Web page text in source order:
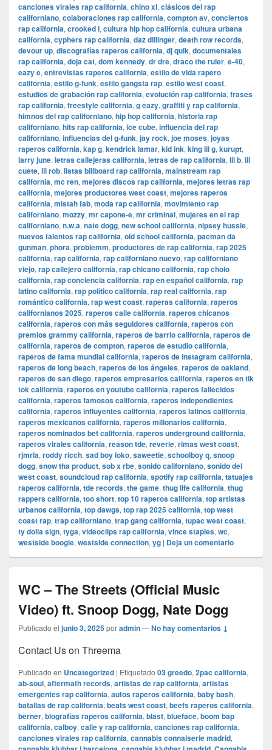
canciones virales rap california, chino xl, clásicos del rap
californiano, colaboraciones rap california, compton av, conciertos
rap california, crooked i, cultura hip hop california, cultura urbana
california, cyphers rap california, daz dillinger, death row records,
devour up, discografías raperos california, dj quik, documentales
rap california, doja cat, dom kennedy, dr dre, draco the ruler, e-40,
eazy e, entrevistas raperos california, estilo de vida rapero
california, estilo g-funk, estilo gangsta rap, estilo west coast,
estudios de grabación rap california, evolución rap california, frases
rap california, freestyle california, g eazy, graffiti y rap california,
himnos del rap californiano, hip hop california, historia rap
californiano, hits rap california, ice cube, influencia del rap
californiano, influencias del g-funk, jay rock, joe moses, joyas
raperos california, kap g, kendrick lamar, kid ink, king lil g, kurupt,
larry june, letras callejeras california, letras de rap california, lil b, lil
cuete, lil rob, listas billboard rap california, mainstream rap
california, mc ren, mejores discos rap california, mejores letras rap
california, mejores productores west coast, mejores raperos
california, mistah fab, moda rap california, movimiento rap
californiano, mozzy, mr capone-e, mr criminal, mujeres en el rap
californiano, n.w.a, nate dogg, new school california, nipsey hussle,
nuevos talentos rap california, old school california, pacman da
gunman, phora, problemm, productores de rap california, rap 2025
california, rap california, rap californiano nuevo, rap californiano
viejo, rap callejero california, rap chicano california, rap cholo
california, rap conciencia california, rap en español california, rap
latino california, rap político california, rap real california, rap
romántico california, rap west coast, raperas california, raperos
californianos 2025, raperos calle california, raperos chicanos
california, raperos con más seguidores california, raperos con
premios grammy california, raperos de barrio california, raperos de
california, raperos de compton, raperos de estudio california,
raperos de fama mundial california, raperos de instagram california,
raperos de long beach, raperos de los ángeles, raperos de oakland,
raperos de san diego, raperos empresarios california, raperos en tik
tok california, raperos en youtube california, raperos fallecidos
california, raperos famosos california, raperos independientes
california, raperos influyentes california, raperos latinos california,
raperos mexicanos california, raperos millonarios california,
raperos nominados bet california, raperos underground california,
raperos virales california, reason tde, reverie, rimas west coast,
rjmrla, roddy ricch, sad boy loko, saweetie, schoolboy q, snoop
dogg, snow tha product, sob x rbe, sonido californiano, sonido del
west coast, soundcloud rap california, spotify rap california, tatuajes
raperos california, tde records, the game, thug life california, thug
rappers california, too short, top 10 raperos california, top artistas
urbanos california, top dawgs, top rap 2025 california, top west
coast rap, trap californiano, trap gang california, tupac west coast,
ty dolla sign, tyga, videoclips rap california, vince staples, wc,
westside boogie, westside connection, yg | Deja un comentario
WC – The Streets (Official Music
Video) ft. Snoop Dogg, Nate Dogg
Publicado el junio 3, 2025poradmin—No hay comentarios ↓
Contact Us on Threema
Publicado en Uncategorized | Etiquetado 03 greedo, 2pac california,
ab-soul, aftermath records, artistas de rap california, artistas
emergentes rap california, autos raperos california, baby bash,
batallas de rap california, beats west coast, beefs raperos california,
berner, biografías raperos california, blast, blueface, boom bap
california, calboy, calle y rap california, canciones rap california,
canciones virales rap california, cannabis connaiserie madrid,